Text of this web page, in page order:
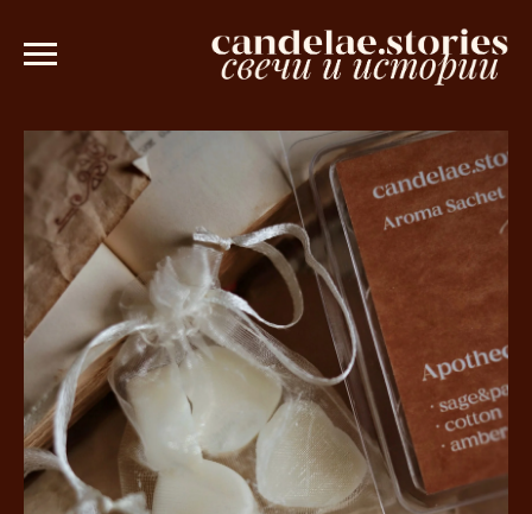
от 3000 рублей 💫